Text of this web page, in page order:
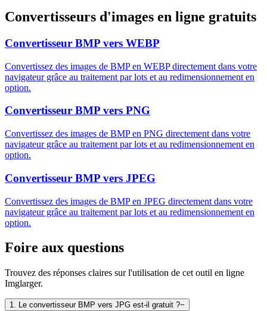
Convertisseurs d'images en ligne gratuits
Convertisseur BMP vers WEBP
Convertissez des images de BMP en WEBP directement dans votre
navigateur grâce au traitement par lots et au redimensionnement en
option.
Convertisseur BMP vers PNG
Convertissez des images de BMP en PNG directement dans votre
navigateur grâce au traitement par lots et au redimensionnement en
option.
Convertisseur BMP vers JPEG
Convertissez des images de BMP en JPEG directement dans votre
navigateur grâce au traitement par lots et au redimensionnement en
option.
Foire aux questions
Trouvez des réponses claires sur l'utilisation de cet outil en ligne
Imglarger.
1. Le convertisseur BMP vers JPG est-il gratuit ?−